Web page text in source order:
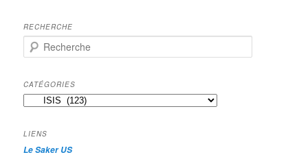
RECHERCHE
e
h
e
r
h
e
CATÉGORIES
Catégories
LIENS
Le Saker US